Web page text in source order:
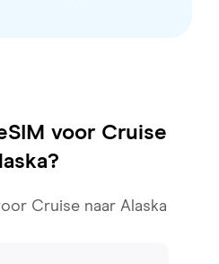
voor Cruise
?
Cruise naar Alaska